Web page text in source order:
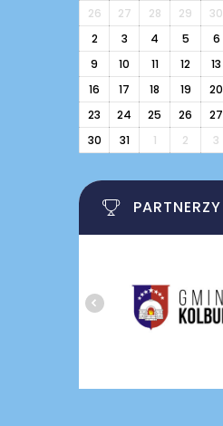
26 27 28 29 30
2
3 4 5 6
9
10 11 12 13
16
17 18 19 20
23
24 25 26 27
30
31 1 2 3
PARTNERZY